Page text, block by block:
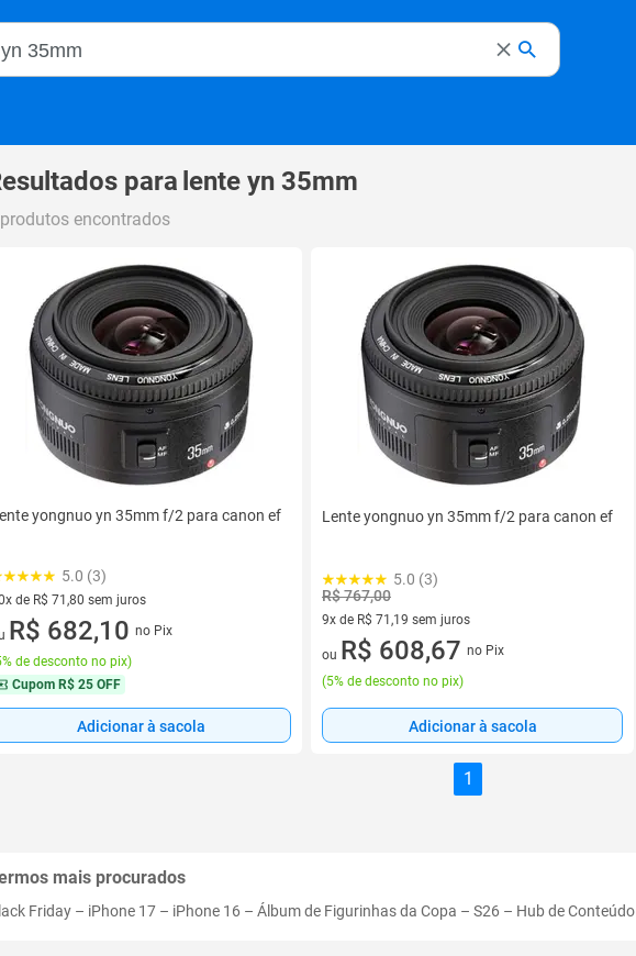
Magalu
para lente yn 35mm
encontrados
yongnuo yn 35mm f/2 para canon ef
5.0 (3)
de R$ 71,80 sem juros
vez de R$ 71,80 sem juros
R$ 682,10 no Pix
de desconto no pix)
Cupom R$ 25 OFF
Adicionar à sacola
Lente yongnuo yn 35mm f/2 para canon ef
5.0 (3)
R$ 767,00
9x de R$ 71,19 sem juros
9 vez de R$ 71,19 sem juros
ou R$ 608,67 no Pix
(5% de desconto no pix)
Adicionar à sacola
1
mais procurados
Friday – iPhone 17 – iPhone 16 – Álbum de Figurinhas da Copa – S26 – Hub de Conteúdo